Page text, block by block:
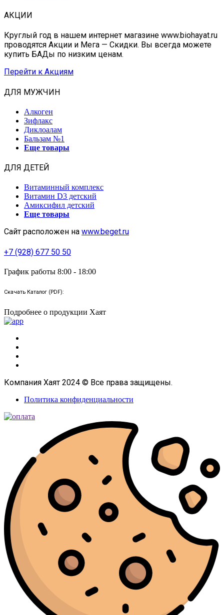
АКЦИИ
Круглый год в нашем интернет магазине www.biohayat.ru
проводятся Акции и Мега — Скидки. Вы всегда можете
купить БАДы по низким ценам.
Перейти к Акциям
ДЛЯ МУЖЧИН
Алкоген
Зифлакс
Диклоалам
Бальзам №1
Еще товары
ДЛЯ ДЕТЕЙ
Витаминный комплекс
Витамин D3 детский
Амиксифил детский
Еще товары
Сайт расположен на www.beget.ru
+7 (928) 677 50 50
График работы 8:00 - 18:00
Скачать Каталог (PDF):
Подробнее о продукции Хаят
Компания Хаят 2024 © Все права защищены.
Политика конфиденциальности